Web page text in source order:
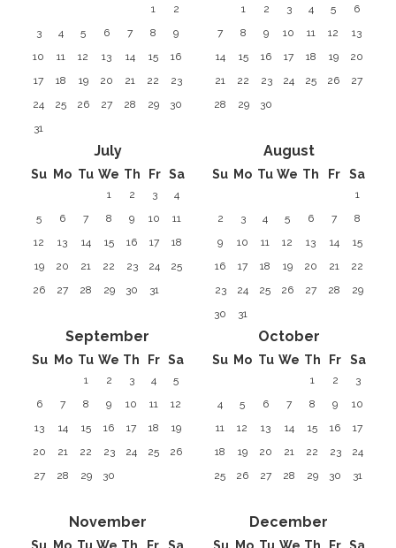
1
2
3
4 5 6 7 8
9
10
11 12 13 14 15
16
17
18 19 20 21 22
23
24
25 26 27 28 29
30
31
1 2 3 4 5
6
7
8 9 10 11 12
13
14
15 16 17 18 19
20
21
22 23 24 25 26
27
28
29 30
July
Su Mo Tu We Th Fr Sa
1 2 3
4
5
6 7 8 9 10
11
12
13 14 15 16 17
18
19
20 21 22 23 24
25
26
27 28 29 30 31
August
Su Mo Tu We Th Fr Sa
1
2
3 4 5 6 7
8
9
10 11 12 13 14
15
16
17 18 19 20 21
22
23
24 25 26 27 28
29
30
31
September
Su Mo Tu We Th Fr Sa
1 2 3 4
5
6
7 8 9 10 11
12
13
14 15 16 17 18
19
20
21 22 23 24 25
26
27
28 29 30
October
Su Mo Tu We Th Fr Sa
1 2
3
4
5 6 7 8 9
10
11
12 13 14 15 16
17
18
19 20 21 22 23
24
25
26 27 28 29 30 31
November
Su Mo Tu We Th Fr Sa
December
Su Mo Tu We Th Fr Sa